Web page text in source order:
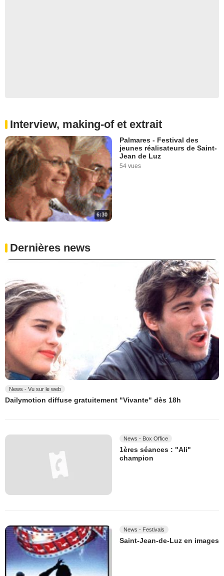
Interview, making-of et extrait
6:30
Palmares - Festival des
jeunes réalisateurs de Saint-
Jean de Luz
54 vues
Dernières news
News - Vu sur le web
Dailymotion diffuse gratuitement "Vivante" dès 18h
News - Box Office
1ères séances : "Ali"
champion
News - Festivals
Saint-Jean-de-Luz en images